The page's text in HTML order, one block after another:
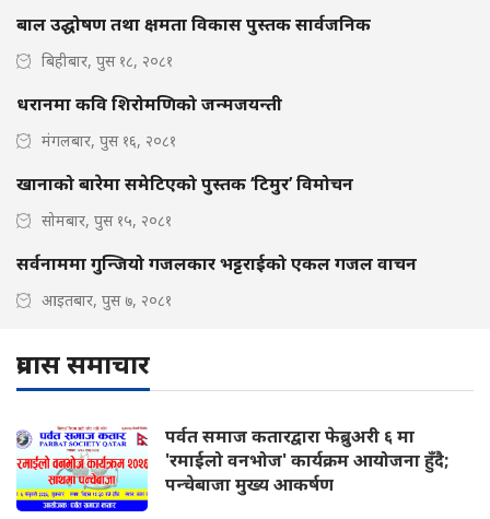
बाल उद्घोषण तथा क्षमता विकास पुस्तक सार्वजनिक
बिहीबार, पुस १८, २०८१
धरानमा कवि शिरोमणिको जन्मजयन्ती
मंगलबार, पुस १६, २०८१
खानाको बारेमा समेटिएको पुस्तक ‘टिमुर’ विमोचन
सोमबार, पुस १५, २०८१
सर्वनाममा गुन्जियो गजलकार भट्टराईको एकल गजल वाचन
आइतबार, पुस ७, २०८१
प्रवास समाचार
पर्वत समाज कतारद्वारा फेब्रुअरी ६ मा
'रमाईलो वनभोज' कार्यक्रम आयोजना हुँदै;
पन्चेबाजा मुख्य आकर्षण